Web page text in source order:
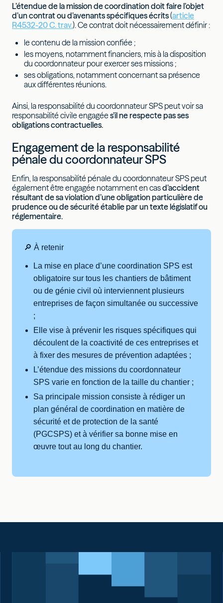
L’étendue de la mission de coordination doit faire l’objet
d’un contrat ou d’avenants spécifiques écrits(article
R4532-20 C. trav.). Ce contrat doit nécessairement définir :
le contenu de la mission confiée ;
les moyens, notamment financiers, mis à la disposition
du coordonnateur pour exercer ses missions ;
ses obligations, notamment concernant sa présence
aux différentes réunions.
Ainsi, la responsabilité du coordonnateur SPS peut voir sa
responsabilité civile engagée s’il ne respecte pas ses
obligations contractuelles.
Engagement de la responsabilité
pénale du coordonnateur SPS
Enfin, la responsabilité pénale du coordonnateur SPS peut
également être engagée notamment en casd’accident
résultant de sa violation d’une obligation particulière de
prudence ou de sécurité établie par un texte législatif ou
réglementaire.
🔎 À retenir
La mise en place d’une coordination SPS est
obligatoire sur tous les chantiers de bâtiment
ou de génie civil où interviennent plusieurs
entreprises de façon simultanée ou successive
;
Elle vise à prévenir les risques spécifiques qui
découlent de la coactivité de ces entreprises et
à fixer des mesures de prévention adaptées ;
L’étendue des missions du coordonnateur
SPS varie en fonction de la taille du chantier ;
Sa principale mission consiste à rédiger un
plan général de coordination en matière de
sécurité et de protection de la santé
(PGCSPS) et à vérifier sa bonne mise en
œuvre tout au long du chantier.